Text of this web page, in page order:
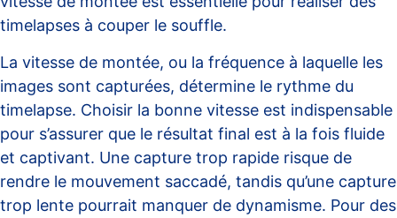
timelapses à couper le souffle.
La vitesse de montée, ou la fréquence à laquelle les
images sont capturées, détermine le rythme du
timelapse. Choisir la bonne vitesse est indispensable
pour s’assurer que le résultat final est à la fois fluide
et captivant. Une capture trop rapide risque de
rendre le mouvement saccadé, tandis qu’une capture
trop lente pourrait manquer de dynamisme. Pour des